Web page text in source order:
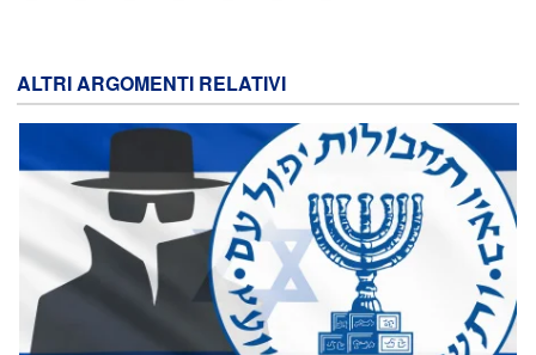
ALTRI ARGOMENTI RELATIVI